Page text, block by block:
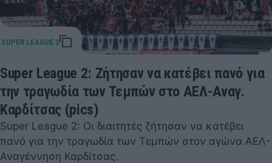
Super League 2: Ζήτησαν να κατέβει πανό για
την τραγωδία των Τεμπών στο ΑΕΛ-Αναγ.
Καρδίτσας (pics)
Super League 2: Οι διαιτητές ζήτησαν να κατέβει
πανό για την τραγωδία των Τεμπών στον αγώνα ΑΕΛ-
Αναγέννηση Καρδίτσας.